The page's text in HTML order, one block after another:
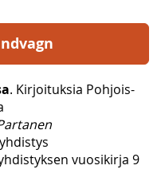
. Kirjoituksia Pohjois-
vuosikirja 9